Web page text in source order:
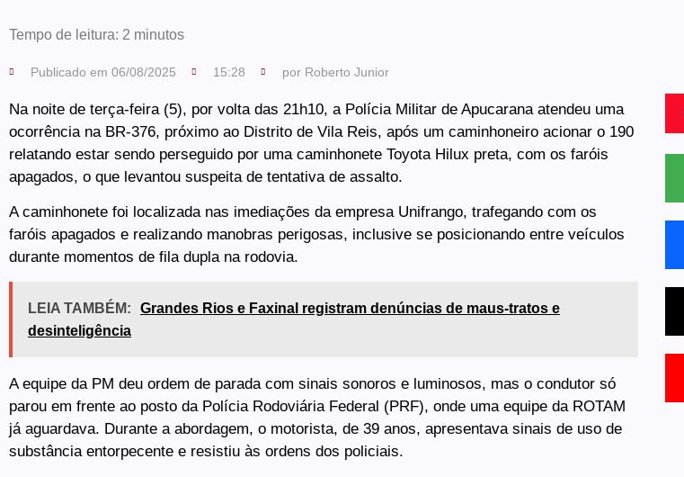
Tempo de leitura: 2 minutos
Publicado em 06/08/2025 15:28 por Roberto Junior
Na noite de terça-feira (5), por volta das 21h10, a Polícia Militar de Apucarana atendeu uma
ocorrência na BR-376, próximo ao Distrito de Vila Reis, após um caminhoneiro acionar o 190
relatando estar sendo perseguido por uma caminhonete Toyota Hilux preta, com os faróis
apagados, o que levantou suspeita de tentativa de assalto.
A caminhonete foi localizada nas imediações da empresa Unifrango, trafegando com os
faróis apagados e realizando manobras perigosas, inclusive se posicionando entre veículos
durante momentos de fila dupla na rodovia.
LEIA TAMBÉM:
Grandes Rios e Faxinal registram denúncias de maus-tratos e
desinteligência
A equipe da PM deu ordem de parada com sinais sonoros e luminosos, mas o condutor só
parou em frente ao posto da Polícia Rodoviária Federal (PRF), onde uma equipe da ROTAM
já aguardava. Durante a abordagem, o motorista, de 39 anos, apresentava sinais de uso de
substância entorpecente e resistiu às ordens dos policiais.